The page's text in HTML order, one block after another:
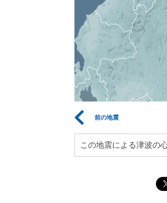
前の地震
この地震による津波の